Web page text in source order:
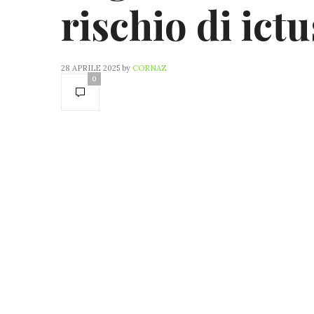
rischio di
28 APRILE 2025 by CORNAZ
0